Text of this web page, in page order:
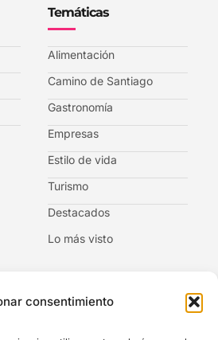
consentimiento
Temáticas
Alimentación
Camino de Santiago
Gastronomía
Empresas
Estilo de vida
Turismo
Destacados
Lo más visto